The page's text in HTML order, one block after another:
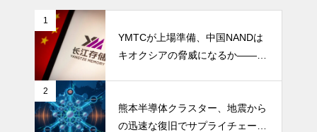
1
YMTCが上場準備、中国NANDは
キオクシアの脅威になるか――AI
2
熊本半導体クラスター、地震から
の迅速な復旧でサプライチェーン